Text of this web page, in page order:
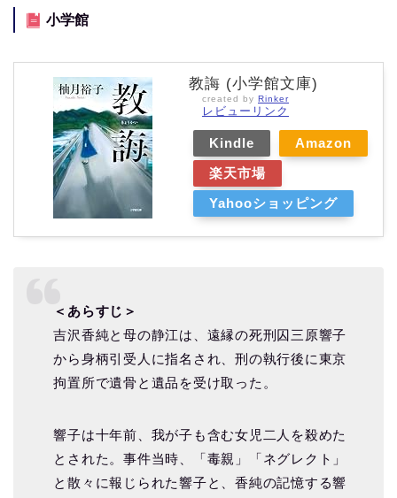
小学館
教誨 (小学館文庫)
created by Rinker
レビューリンク
Kindle
Amazon
楽天市場
Yahooショッピング
＜あらすじ＞
吉沢香純と母の静江は、遠縁の死刑囚三原響子
から身柄引受人に指名され、刑の執行後に東京
拘置所で遺骨と遺品を受け取った。
響子は十年前、我が子も含む女児二人を殺めた
とされた。事件当時、「毒親」「ネグレクト」
と散々に報じられた響子と、香純の記憶する響